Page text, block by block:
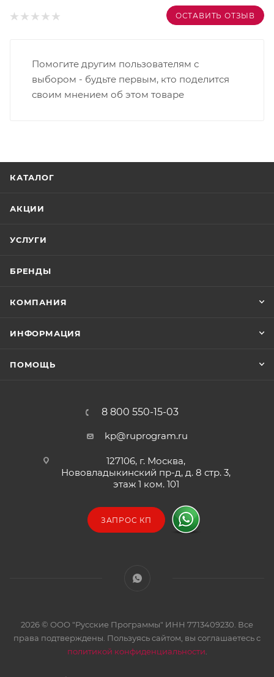
ОСТАВИТЬ ОТЗЫВ
Помогите другим пользователям с
выбором - будьте первым, кто поделится
своим мнением об этом товаре
КАТАЛОГ
АКЦИИ
УСЛУГИ
БРЕНДЫ
КОМПАНИЯ
ИНФОРМАЦИЯ
ПОМОЩЬ
8 800 550-15-03
kp@ruprogram.ru
127106, г. Москва,
Нововладыкинский пр-д, д. 8 стр. 3,
этаж 1 ком. 101
ЗАПРОС КП
2026 © ООО "Русские Программы" ИНН 7713409230. Все
права подтверждены. Пользуясь сайтом, вы соглашаетесь с
политикой конфиденциальности